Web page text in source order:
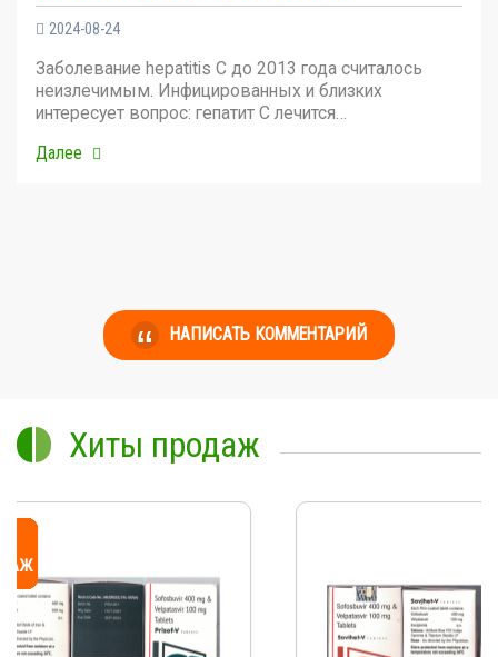
2024-08-24
Заболевание hepatitis C до 2013 года считалось
неизлечимым. Инфицированных и близких
интересует вопрос: гепатит С лечится…
Далее
НАПИСАТЬ КОММЕНТАРИЙ
Хиты продаж